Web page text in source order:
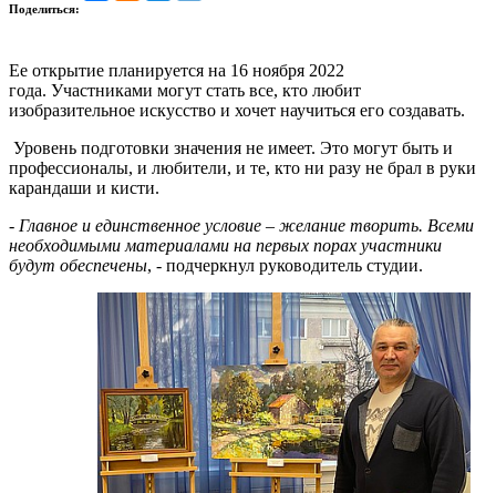
Поделиться:
Ее открытие планируется на 16 ноября 2022
года. Участниками могут стать все, кто любит
изобразительное искусство и хочет научиться его создавать.
Уровень подготовки значения не имеет. Это могут быть и
профессионалы, и любители, и те, кто ни разу не брал в руки
карандаши и кисти.
- Главное и единственное условие – желание творить. Всеми
необходимыми материалами на первых порах участники
будут обеспечены, - подчеркнул руководитель студии.